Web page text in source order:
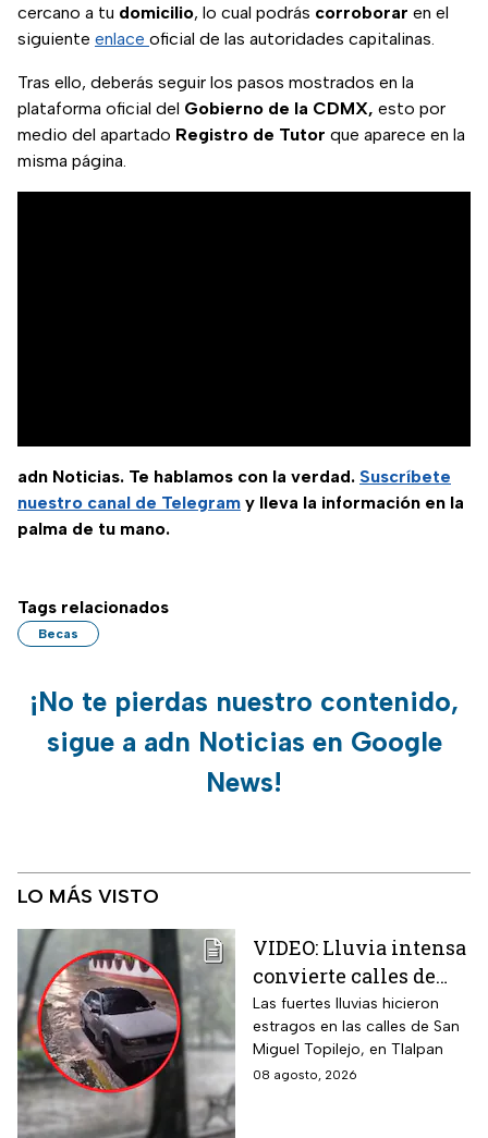
cercano a tu domicilio, lo cual podrás corroborar en el
siguiente enlace oficial de las autoridades capitalinas.
Tras ello, deberás seguir los pasos mostrados en la
plataforma oficial del Gobierno de la CDMX, esto por
medio del apartado Registro de Tutor que aparece en la
misma página.
adn Noticias. Te hablamos con la verdad. Suscríbete
nuestro canal de Telegram y lleva la información en la
palma de tu mano.
Tags relacionados
Becas
¡No te pierdas nuestro contenido,
sigue a adn Noticias en Google
News!
LO MÁS VISTO
VIDEO: Lluvia intensa
convierte calles de
Tlalpan en ríos
Las fuertes lluvias hicieron
estragos en las calles de San
Miguel Topilejo, en Tlalpan
08 agosto, 2026